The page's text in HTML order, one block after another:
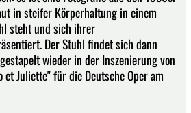
in steifer Körperhaltung in einem
steht und sich ihrer
Der Stuhl findet sich dann
wieder in der Inszenierung von
et Juliette" für die Deutsche Oper am